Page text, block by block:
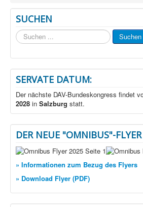
SUCHEN
Suchen
...
Suchen
SERVATE DATUM:
Der nächste DAV-Bundeskongress findet
2028 in Salzburg statt.
DER NEUE "OMNIBUS"-FLYER
» Informationen zum Bezug des Flyers
» Download Flyer (PDF)